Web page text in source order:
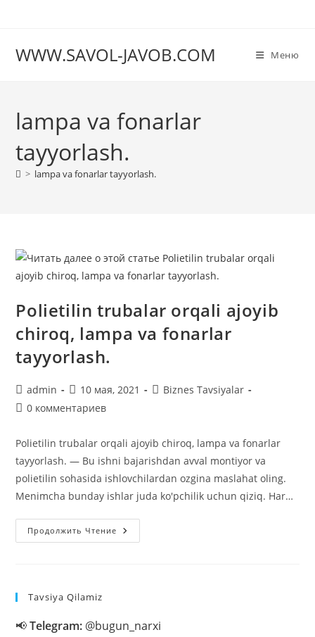
WWW.SAVOL-JAVOB.COM Меню
lampa va fonarlar
tayyorlash.
> lampa va fonarlar tayyorlash.
Polietilin trubalar orqali ajoyib
chiroq, lampa va fonarlar
tayyorlash.
Автор
записи:
admin
Запись
опубликована:
10 мая, 2021
Рубрика
Biznes Tavsiyalar
Комментарии
записи:
0 комментариев
Polietilin trubalar orqali ajoyib chiroq, lampa va fonarlar
tayyorlash. ― Bu ishni bajarishdan avval montiyor va
polietilin sohasida ishlovchilardan ozgina maslahat oling.
Menimcha bunday ishlar juda ko'pchilik uchun qiziq. Har…
Продолжить Чтение Polietilin
Trubalar
Tavsiya Qilamiz
📢Telegram: @bugun_narxi